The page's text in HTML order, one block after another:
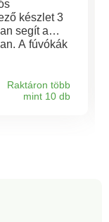
készlet 3
segít a
látni.
be a
Raktáron több
mint 10 db